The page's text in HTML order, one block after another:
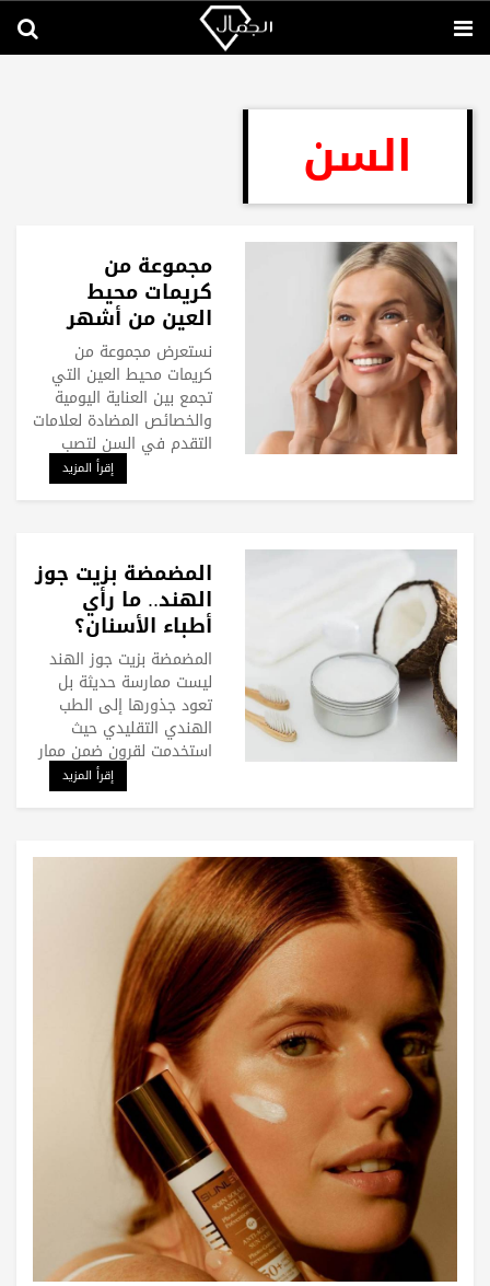
السن
مجموعة من
كريمات محيط
العين من أشهر
الماركات العالمية
نستعرض مجموعة من
كريمات محيط العين التي
تجمع بين العناية اليومية
والخصائص المضادة لعلامات
التقدم في السن لتصب
إقرأ المزيد
المضمضة بزيت جوز
الهند.. ما رأي
أطباء الأسنان؟
المضمضة بزيت جوز الهند
ليست ممارسة حديثة بل
تعود جذورها إلى الطب
الهندي التقليدي حيث
استخدمت لقرون ضمن ممار
إقرأ المزيد